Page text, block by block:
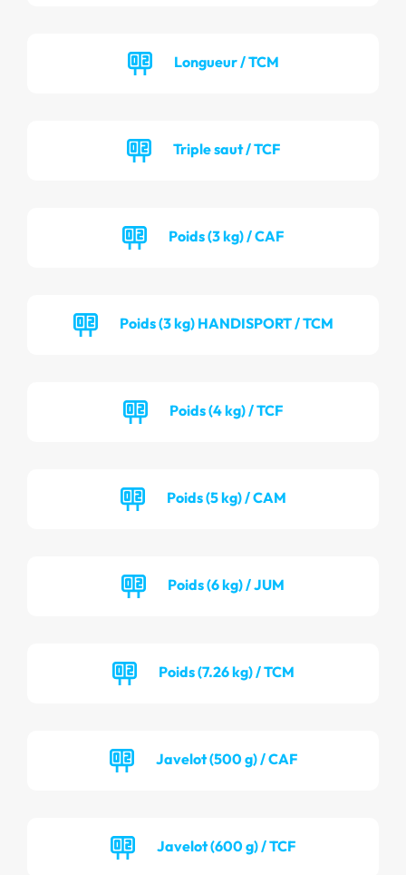
Longueur / TCM
Triple saut / TCF
Poids (3 kg) / CAF
Poids (3 kg) HANDISPORT / TCM
Poids (4 kg) / TCF
Poids (5 kg) / CAM
Poids (6 kg) / JUM
Poids (7.26 kg) / TCM
Javelot (500 g) / CAF
Javelot (600 g) / TCF